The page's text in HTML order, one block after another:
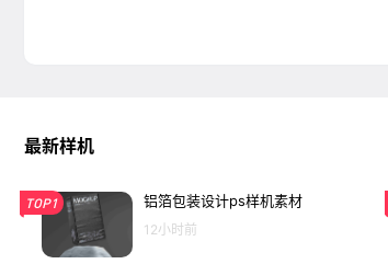
最新样机
TOP1 铝箔包装设计ps样机素材
12小时前